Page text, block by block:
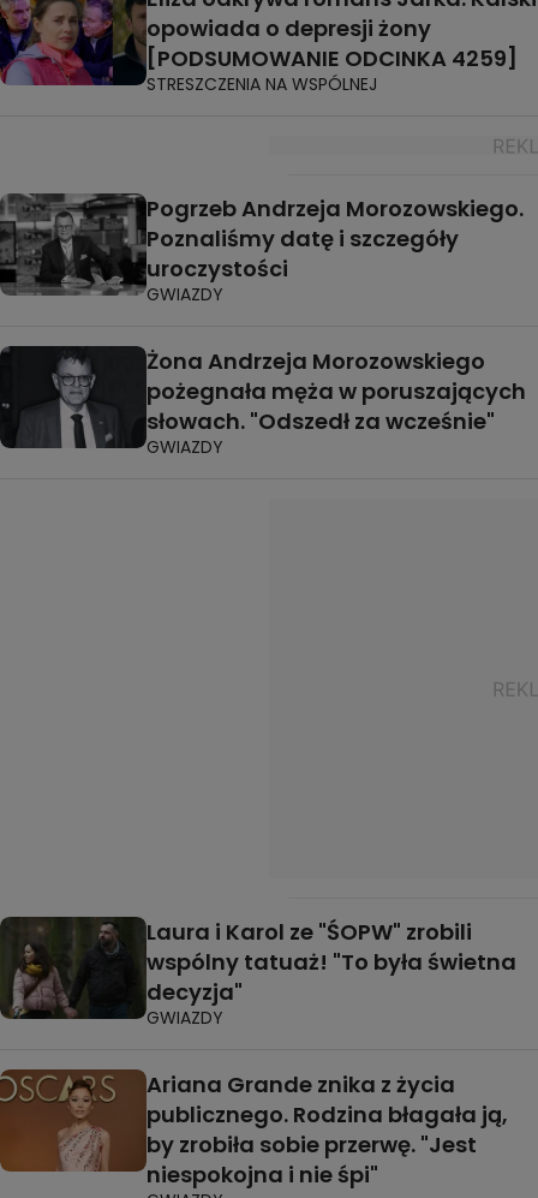
opowiada o depresji żony
[PODSUMOWANIE ODCINKA 4259]
STRESZCZENIA NA WSPÓLNEJ
Pogrzeb Andrzeja Morozowskiego.
Poznaliśmy datę i szczegóły
uroczystości
GWIAZDY
Żona Andrzeja Morozowskiego
pożegnała męża w poruszających
słowach. "Odszedł za wcześnie"
GWIAZDY
Laura i Karol ze "ŚOPW" zrobili
wspólny tatuaż! "To była świetna
decyzja"
GWIAZDY
Ariana Grande znika z życia
publicznego. Rodzina błagała ją,
by zrobiła sobie przerwę. "Jest
niespokojna i nie śpi"